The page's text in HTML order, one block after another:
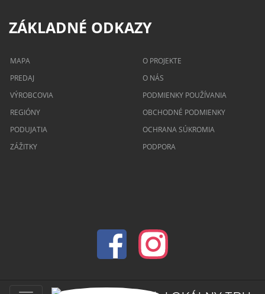
ZÁKLADNÉ ODKAZY
MAPA
PREDAJ
VÝROBCOVIA
REGIÓNY
PODUJATIA
ZÁŽITKY
O PROJEKTE
O NÁS
PODMIENKY POUŽÍVANIA
OBCHODNÉ PODMIENKY
OCHRANA SÚKROMIA
PODPORA
© 2026 lokalnytrh.sk Všetky práva vyhradené